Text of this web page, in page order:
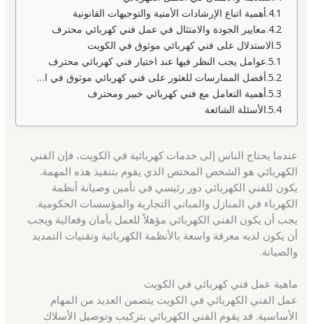
أهمية اتباع الإرشادات الأمنية والتوجيهات القانونية
معايير الجودة والامتثال في عمل فني كهربائي محترف
الاستدلال على فني كهربائي موثوق في الكويت
عوامل يجب النظر فيها عند اختيار فني كهربائي محترف
أفضل الممارسات للعثور على فني كهربائي موثوق في الكويت
أهمية التعامل مع فني كهربائي خبير ومحترف
الأسئلة الشائعة
عندما يحتاج الناس إلى خدمات كهربائية في الكويت، فإن الفني
الكهربائي هو الشخص المختص الذي يقوم بتنفيذ هذه المهمة.
يكون للفني الكهربائي دور رئيسي في تأمين وصيانة أنظمة
الكهرباء في المنازل والمباني التجارية والمؤسسات الحكومية.
يجب أن يكون الفني الكهربائي مؤهلاً للعمل بأمان وفعالية ويجب
أن يكون لديه معرفة واسعة بالأنظمة الكهربائية وتقنيات التمديد
والصيانة.
ماهية عمل فني كهربائي في الكويت
عمل الفني الكهربائي في الكويت يتضمن العديد من المهام
الأساسية. قد يقوم الفني الكهربائي بتركيب وتوصيل الأسلاك